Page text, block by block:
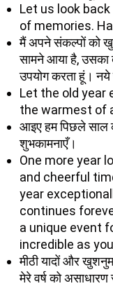
Let us look
of memories.
मैं अपने संकल्पों को
सामने आया है, उसका
उपयोग करता हूं।
Let the old year
the warmest of
आइए हम पिछले साल
शुभकामनाएँ।
One more year
and cheerful
year
continues
a unique event
incredible as
मीठी यादों और
मेरे वर्ष को